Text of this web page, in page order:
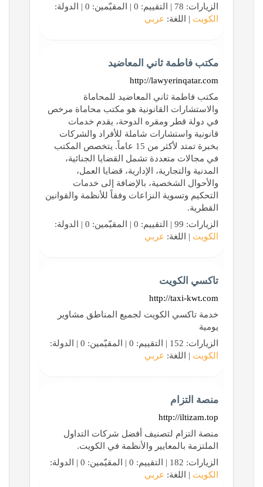
الزيارات: 78 | التقييم: 0 | المقيّمين: 0 | الدولة:
الكويت | اللغة: عربي
مكتب فاطمة ثاني المعاضيد
http://lawyerinqatar.com
مكتب فاطمة ثاني المعاضيد للمحاماة
والاستشارات القانونية هو مكتب محاماة مرخص
في دولة قطر ومقره الدوحة، يقدم خدمات
قانونية واستشارات شاملة للأفراد والشركات
بخبرة تمتد لأكثر من 15 عاماً. يتخصص المكتب
في مجالات متعددة تشمل القضايا الجنائية،
المدنية والتجارية، الإدارية، قضايا العمل،
والأحوال الشخصية، بالإضافة إلى خدمات
التحكيم وتسوية النزاعات وفقاً للأنظمة والقوانين
القطرية.
الزيارات: 99 | التقييم: 0 | المقيّمين: 0 | الدولة:
الكويت | اللغة: عربي
تاكسي الكويت
http://taxi-kwt.com
خدمة تاكسي الكويت لجميع المناطق مشاوير
يومية
الزيارات: 152 | التقييم: 0 | المقيّمين: 0 | الدولة:
الكويت | اللغة: عربي
منصة التزام
http://iltizam.top
منصة التزام لتصنيف أفضل شركات التداول
الملتزمة بالمعايير والأنظمة في الكويت.
الزيارات: 182 | التقييم: 0 | المقيّمين: 0 | الدولة:
الكويت | اللغة: عربي